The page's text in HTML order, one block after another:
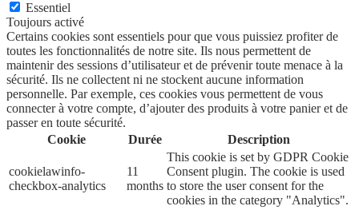
Essentiel
Toujours activé
Certains cookies sont essentiels pour que vous puissiez profiter de
toutes les fonctionnalités de notre site. Ils nous permettent de
maintenir des sessions d’utilisateur et de prévenir toute menace à la
sécurité. Ils ne collectent ni ne stockent aucune information
personnelle. Par exemple, ces cookies vous permettent de vous
connecter à votre compte, d’ajouter des produits à votre panier et de
passer en toute sécurité.
Cookie
Durée Description
cookielawinfo-
checkbox-analytics
11
months
This cookie is set by GDPR Cookie
Consent plugin. The cookie is used
to store the user consent for the
cookies in the category "Analytics".